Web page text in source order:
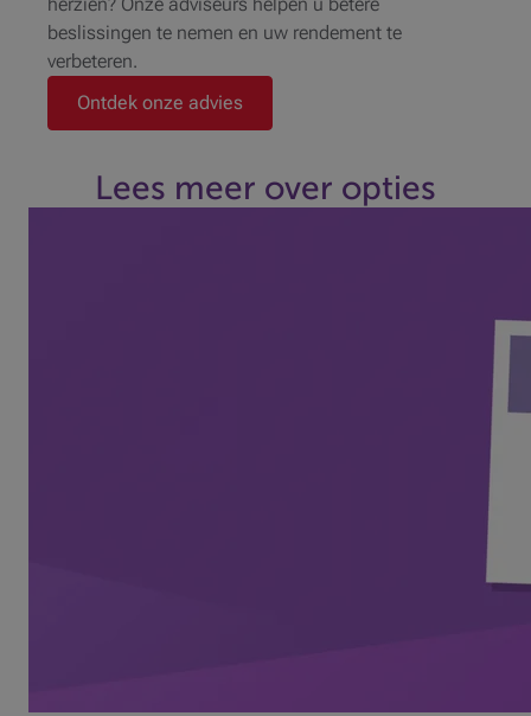
beslissingen te nemen en uw rendement te
verbeteren.
Ontdek onze advies
Lees meer over opties